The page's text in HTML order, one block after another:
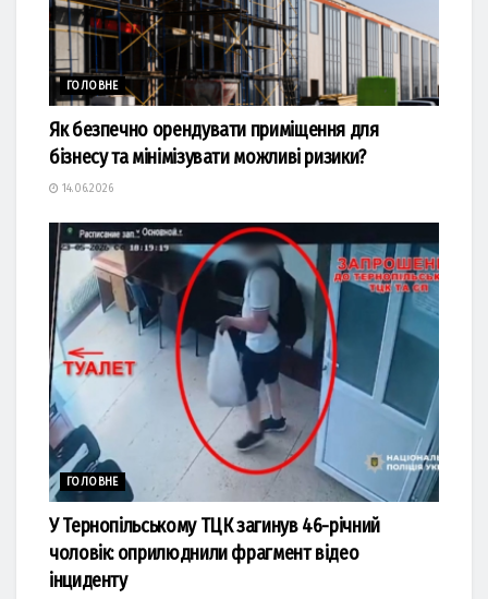
ГОЛОВНЕ
Як безпечно орендувати приміщення для
бізнесу та мінімізувати можливі ризики?
14.06.2026
ГОЛОВНЕ
У Тернопільському ТЦК загинув 46-річний
чоловік: оприлюднили фрагмент відео
інциденту